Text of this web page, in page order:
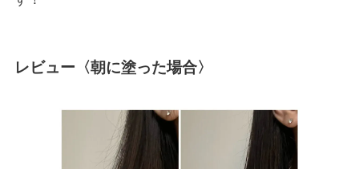
レビュー〈朝に塗った場合〉